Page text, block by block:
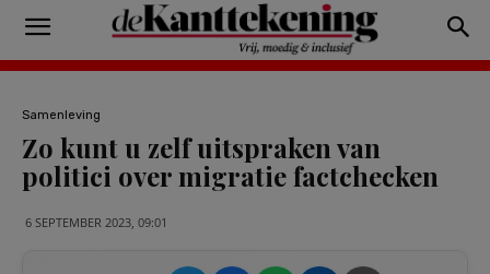
Samenleving
Zo kunt u zelf uitspraken van
politici over migratie factchecken
6 SEPTEMBER 2023, 09:01